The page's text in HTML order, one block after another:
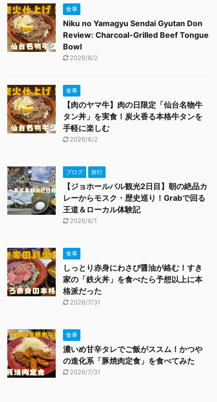
食事
Niku no Yamagyu Sendai Gyutan Don
Review: Charcoal-Grilled Beef Tongue
Bowl
2026/8/2
食事
【肉のヤマ牛】肉の日限定「仙台名物牛
タン丼」を実食！炭火香る本格牛タンを
手軽に楽しむ
2026/8/2
ブログ 旅行
【ジョホールバル観光2日目】朝の絶品カ
レーからモスク・歴史巡り！Grabで回る
王道＆ローカル体験記
2026/8/1
食事
しっとり赤身にわさび醤油が絡む！すき
家の「鉄火丼」を食べたら予想以上に本
格派だった
2026/7/31
食事
濃いめ甘辛タレでご飯がススム！かつや
の進化系「豚焼肉定食」を食べてみた
2026/7/31